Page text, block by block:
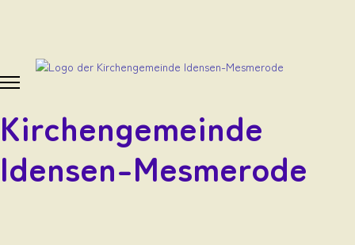
Kirchengemeinde
Idensen-Mesmerode